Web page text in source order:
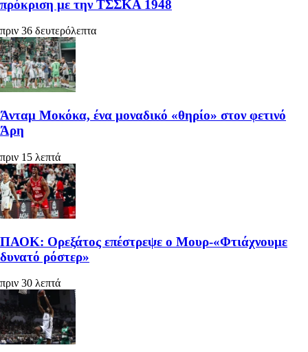
πρόκριση με την ΤΣΣΚΑ 1948
πριν 36 δευτερόλεπτα
Άνταμ Μοκόκα, ένα μοναδικό «θηρίο» στον φετινό
Άρη
πριν 15 λεπτά
ΠΑΟΚ: Ορεξάτος επέστρεψε ο Μουρ-«Φτιάχνουμε
δυνατό ρόστερ»
πριν 30 λεπτά